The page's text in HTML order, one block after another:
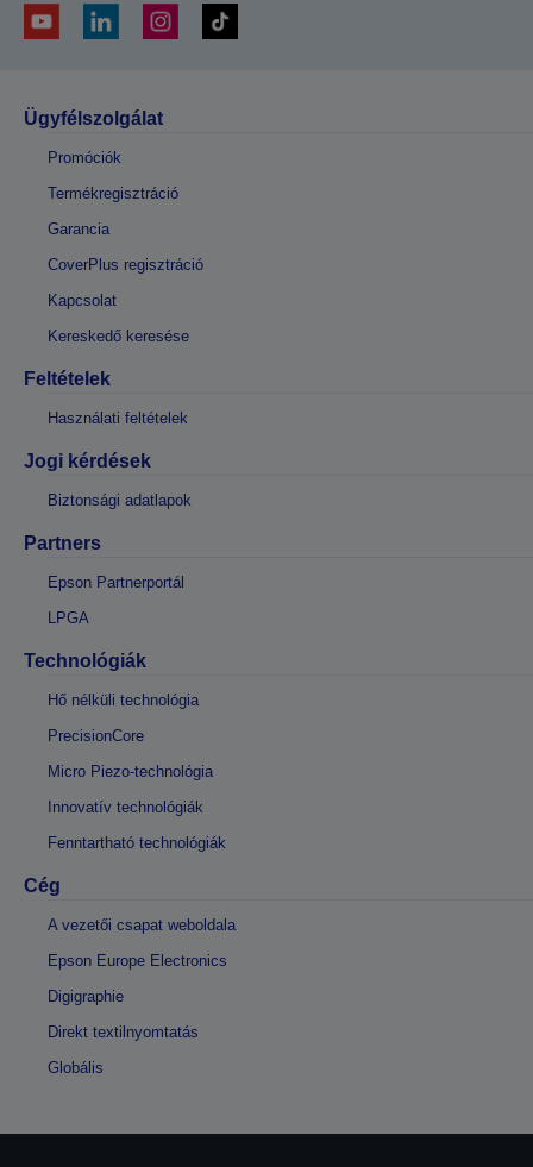
Ügyfélszolgálat
Promóciók
Termékregisztráció
Garancia
CoverPlus regisztráció
Kapcsolat
Kereskedő keresése
Feltételek
Használati feltételek
Jogi kérdések
Biztonsági adatlapok
Partners
Epson Partnerportál
LPGA
Technológiák
Hő nélküli technológia
PrecisionCore
Micro Piezo-technológia
Innovatív technológiák
Fenntartható technológiák
Cég
A vezetői csapat weboldala
Epson Europe Electronics
Digigraphie
Direkt textilnyomtatás
Globális